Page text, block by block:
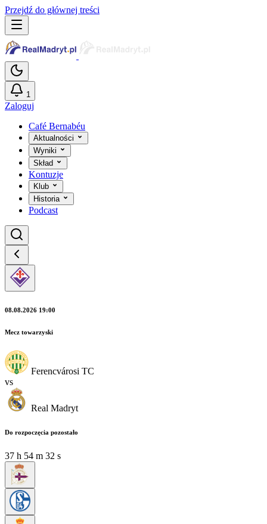
Przejdź do głównej treści
1
Zaloguj
Café Bernabéu
Aktualności
Wyniki
Skład
Kontuzje
Klub
Historia
Podcast
08.08.2026 19:00
Mecz towarzyski
Ferencvárosi TC
vs
Real Madryt
Do rozpoczęcia pozostało
37 h 54 m 32 s